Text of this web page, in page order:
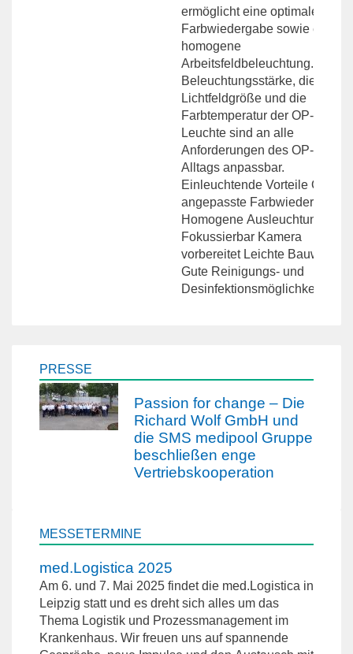
ermöglicht eine optimale
Farbwiedergabe sowie eine
homogene
Arbeitsfeldbeleuchtung. Die
Beleuchtungsstärke, die
Lichtfeldgröße und die
Farbtemperatur der OP-
Leuchte sind an alle
Anforderungen des OP-
Alltags anpassbar.
Einleuchtende Vorteile OP
angepasste Farbwiedergabe
Homogene Ausleuchtung
Fokussierbar Kamera
vorbereitet Leichte Bauweise
Gute Reinigungs- und
Desinfektionsmöglichkeiten…
PRESSE
Passion for change – Die
Richard Wolf GmbH und
die SMS medipool Gruppe
beschließen enge
Vertriebskooperation
MESSETERMINE
med.Logistica 2025
Am 6. und 7. Mai 2025 findet die med.Logistica in
Leipzig statt und es dreht sich alles um das
Thema Logistik und Prozessmanagement im
Krankenhaus. Wir freuen uns auf spannende